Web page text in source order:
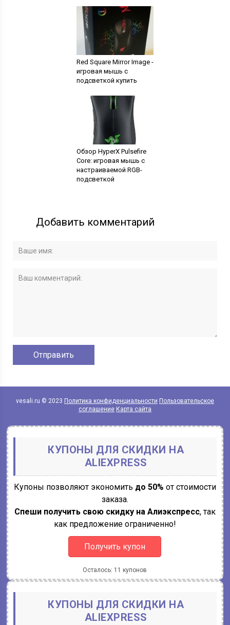
Red Square Mirror Image -
игровая мышь с
подсветкой купить
Обзор HyperX Pulsefire
Core: игровая мышь с
настраиваемой RGB-
подсветкой
Добавить комментарий
vesali.ru © 2023 Политика конфиденциальности Пользовательское
соглашение Карта сайта
КУПОНЫ ДЛЯ СКИДКИ НА
ALIEXPRESS
Купоны позволяют экономить до 50% от стоимости
заказа.
Спеши получить свою скидку на Алиэкспресс, так
как предложение ограниченно!
Получить купон
Осталось: 11 купонов
КУПОНЫ ДЛЯ СКИДКИ НА
ALIEXPRESS